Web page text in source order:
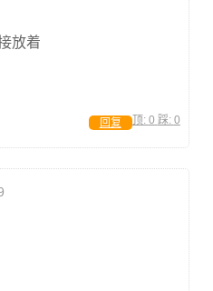
放着
顶: 0 踩: 0
回复